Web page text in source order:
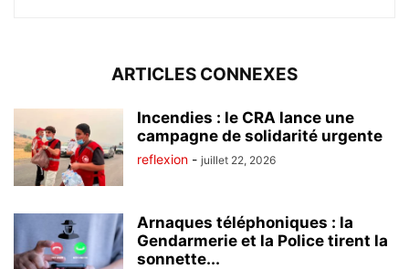
ARTICLES CONNEXES
Incendies : le CRA lance une
campagne de solidarité urgente
reflexion - juillet 22, 2026
Arnaques téléphoniques : la
Gendarmerie et la Police tirent la
sonnette...